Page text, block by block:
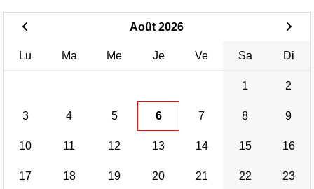
Août 2026
Lu Ma Me Je Ve Sa Di
1 2
3 4 5 6 7 8 9
10 11 12 13 14 15 16
17 18 19 20 21 22 23